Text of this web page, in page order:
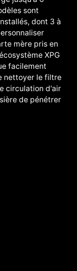
sont
dont 3 à
mère pris en
XPG
facilement
nettoyer le filtre
circulation d'air
de pénétrer